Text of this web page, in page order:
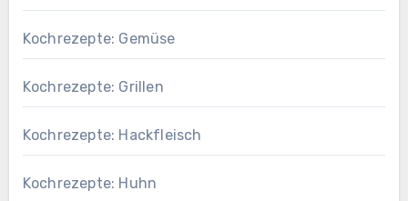
Kochrezepte: Gemüse
Kochrezepte: Grillen
Kochrezepte: Hackfleisch
Kochrezepte: Huhn